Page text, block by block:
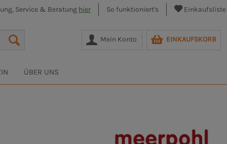
Service & Beratung hier So funktioniert's Einkaufsliste
Mein Konto EINKAUFSKORB
ÜBER UNS